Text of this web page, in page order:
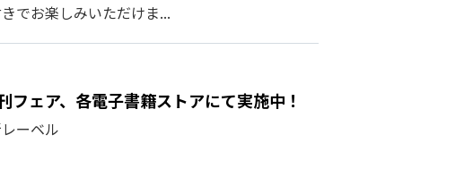
でお楽しみいただけま...
ェア、各電子書籍ストアにて実施中！
ーベル